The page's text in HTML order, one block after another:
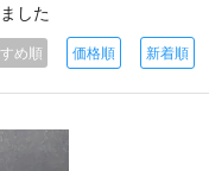
した
め順 価格順 新着順